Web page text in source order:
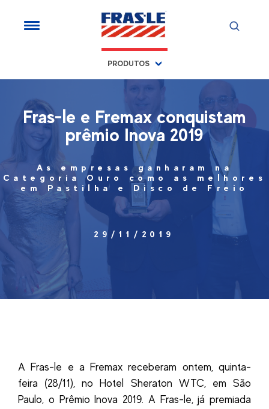
PRODUTOS
Fras-le e Fremax conquistam
prêmio Inova 2019
As empresas ganharam na
Categoria Ouro como as melhores
em Pastilha e Disco de Freio
29/11/2019
A Fras-le e a Fremax receberam ontem, quinta-
feira (28/11), no Hotel Sheraton WTC, em São
Paulo, o Prêmio Inova 2019. A Fras-le, já premiada